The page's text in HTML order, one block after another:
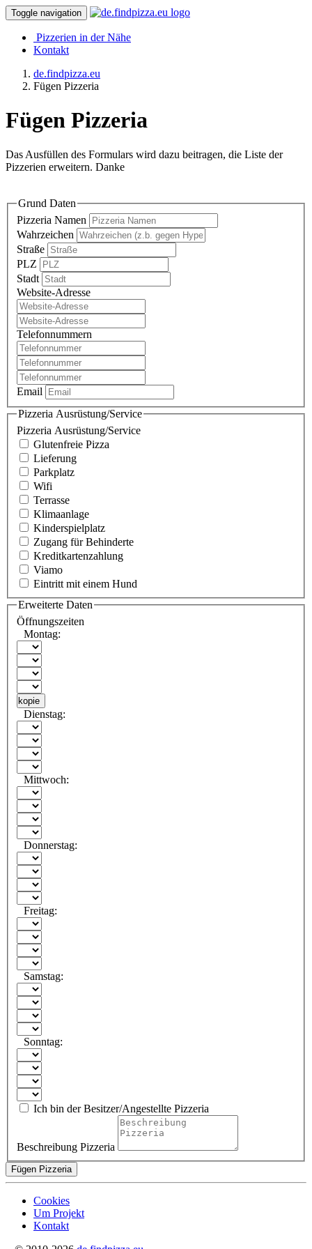
Toggle navigation
Pizzerien in der Nähe
Kontakt
de.findpizza.eu
Fügen Pizzeria
Fügen Pizzeria
Das Ausfüllen des Formulars wird dazu beitragen, die Liste der
Pizzerien erweitern. Danke
Grund Daten
Pizzeria Namen
Wahrzeichen
Straße
PLZ
Stadt
Website-Adresse
Telefonnummern
Email
Pizzeria Ausrüstung/Service
Pizzeria Ausrüstung/Service
Glutenfreie Pizza
Lieferung
Parkplatz
Wifi
Terrasse
Klimaanlage
Kinderspielplatz
Zugang für Behinderte
Kreditkartenzahlung
Viamo
Eintritt mit einem Hund
Erweiterte Daten
Öffnungszeiten
Montag:
kopie
Dienstag:
Mittwoch:
Donnerstag:
Freitag:
Samstag:
Sonntag:
Ich bin der Besitzer/Angestellte Pizzeria
Beschreibung Pizzeria
Fügen Pizzeria
Cookies
Um Projekt
Kontakt